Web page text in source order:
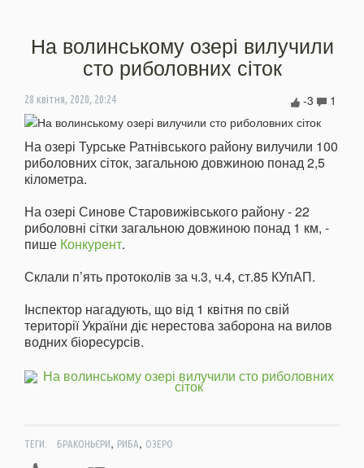
На волинському озері вилучили
сто риболовних сіток
28 квітня, 2020, 20:24 1
-3
На озері Турське Ратнівського району вилучили 100
риболовних сіток, загальною довжиною понад 2,5
кілометра.
На озері Синове Старовижівського району - 22
риболовні сітки загальною довжиною понад 1 км, -
пише Конкурент.
Склали п’ять протоколів за ч.3, ч.4, ст.85 КУпАП.
Інспектор нагадують, що від 1 квітня по свій
території України діє нерестова заборона на вилов
водних біоресурсів.
ТЕГИ: БРАКОНЬЄРИ, РИБА, ОЗЕРО